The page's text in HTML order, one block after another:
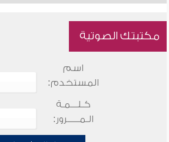
مكتبتك الصوتية
اسم
المستخدم:
كـلـــمـة
الـمـــــرور: